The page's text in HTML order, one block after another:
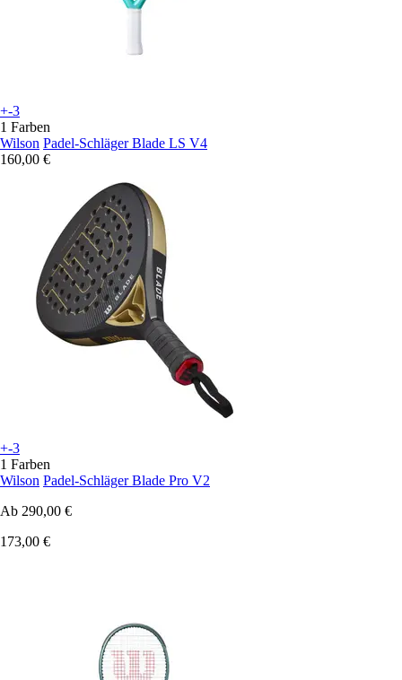
+-3
1 Farben
Wilson Padel-Schläger Blade LS V4
160,00 €
+-3
1 Farben
Wilson Padel-Schläger Blade Pro V2
Ab 290,00 €
173,00 €